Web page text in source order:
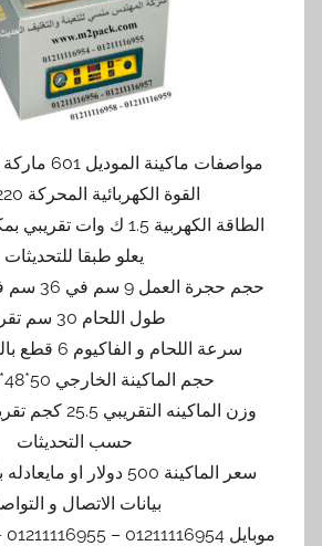
مواصفات ماكينة الموديل 601 ماركة المهندس منسى
القوة الكهربائية المحركة 220 فولت
الطاقة الكهربية 1.5 ك
يعلو طبقا للتحديثات
حجم حجرة العمل 9 سم في 36 سم في 32 سم تقريبا
طول اللحام 30 سم تقريبا
سرعة اللحام و الفاكيوم 6 قطع بالدقيقة تقريبي
حجم الماكينة الخارجي 50*48*40 تقريبا
وزن الماكينه
حسب التحديثات
سعر الماكينة 500 دولار او مايعادله بالجنيه المصري
بيانات الاتصال و